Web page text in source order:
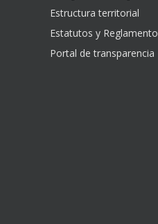
Estructura territorial
Estatutos y Reglamento
Portal de transparencia